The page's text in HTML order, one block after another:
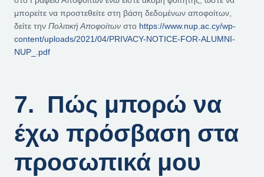
μπορείτε να προστεθείτε στη βάση δεδομένων αποφοίτων,
δείτε την Πολιτική Αποφοίτων στο https://www.nup.ac.cy/wp-
content/uploads/2021/04/PRIVACY-NOTICE-FOR-ALUMNI-
NUP_.pdf
7. Πώς μπορώ να
έχω πρόσβαση στα
προσωπικά μου